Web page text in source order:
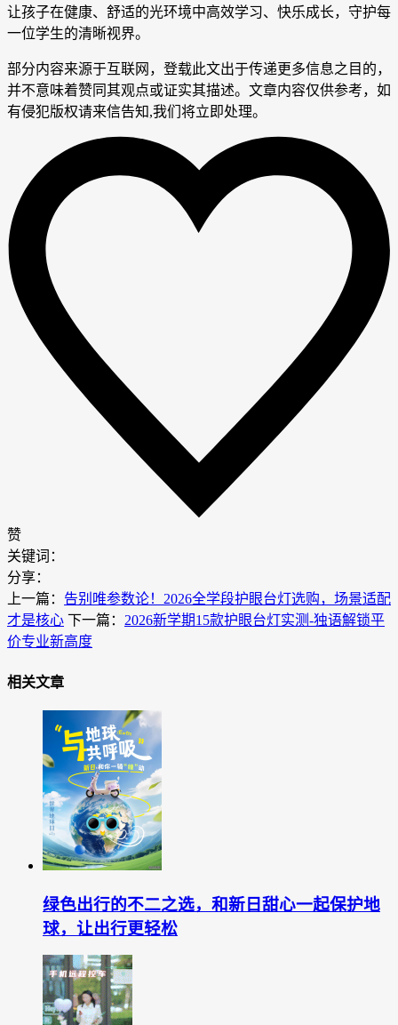
让孩子在健康、舒适的光环境中高效学习、快乐成长，守护每
一位学生的清晰视界。
部分内容来源于互联网，登载此文出于传递更多信息之目的，
并不意味着赞同其观点或证实其描述。文章内容仅供参考，如
有侵犯版权请来信告知,我们将立即处理。
赞
关键词：
分享：
上一篇： 告别唯参数论！2026全学段护眼台灯选购，场景适配
才是核心 下一篇： 2026新学期15款护眼台灯实测-独语解锁平
价专业新高度
相关文章
绿色出行的不二之选，和新日甜心一起保护地
球，让出行更轻松